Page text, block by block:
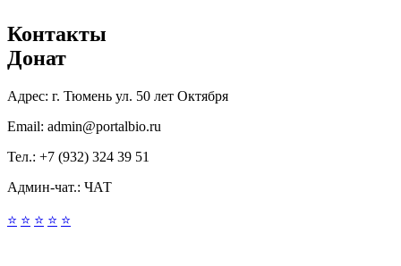
Контакты
Донат
Адрес: г. Тюмень ул. 50 лет Октября
Email: admin@portalbio.ru
Тел.: +7 (932) 324 39 51
Админ-чат.: ЧАТ
⭐ ⭐ ⭐ ⭐ ⭐